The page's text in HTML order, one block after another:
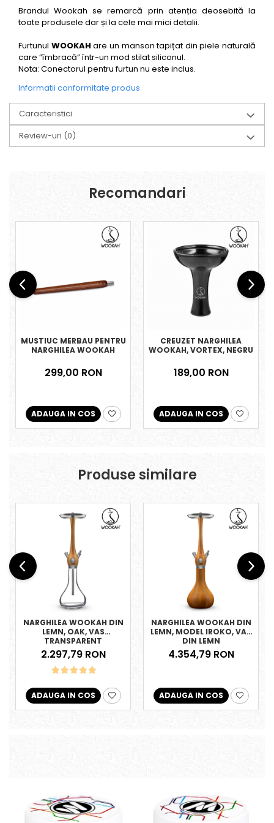
Brandul Wookah se remarcă prin atenția deosebită la
toate produsele dar și la cele mai mici detalii.
Furtunul WOOKAHare un manson tapițat din piele naturală
care ”îmbracă” într-un mod stilat siliconul.
Nota: Conectorul pentru furtun nu este inclus.
Informatii conformitate produs
Caracteristici
Review-uri (0)
Recomandari
MUSTIUC MERBAU PENTRU
NARGHILEA WOOKAH
299,00 RON
ADAUGA IN COS
CREUZET NARGHILEA
WOOKAH, VORTEX, NEGRU
189,00 RON
ADAUGA IN COS
Produse similare
NARGHILEA WOOKAH DIN
LEMN, OAK, VAS
TRANSPARENT
2.297,79 RON
ADAUGA IN COS
NARGHILEA WOOKAH DIN
LEMN, MODEL IROKO, VAS
DIN LEMN
4.354,79 RON
ADAUGA IN COS